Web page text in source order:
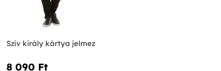
Szív király kártya jelmez
8 090 Ft‎